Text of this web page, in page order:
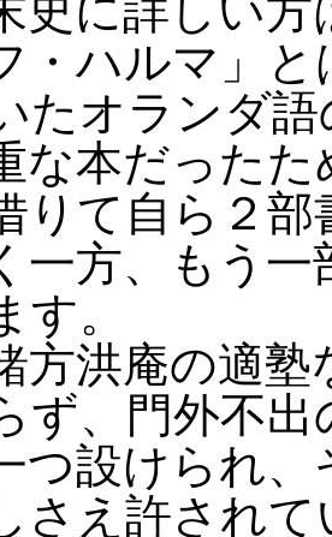
史に詳しい
・ハルマ」
たオランダ
な本だった
りて自ら２
一方、もう
す。
洪庵の適塾
ず、門外不
つ設けられ
さえ許され